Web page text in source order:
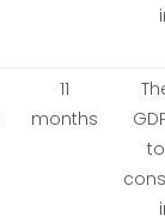
11
months